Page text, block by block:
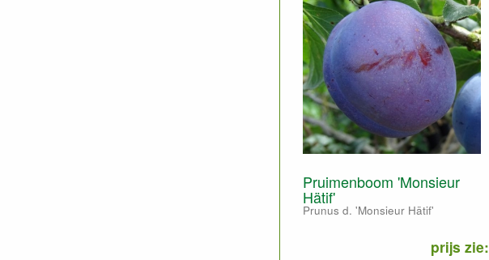
Pruimenboom 'Monsieur
Hätif'
Prunus d. 'Monsieur Hätif'
prijs zie: